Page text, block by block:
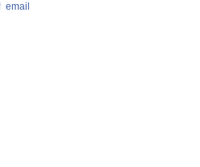
email